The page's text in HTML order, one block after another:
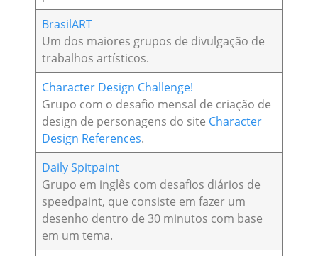
BrasilART
Um dos maiores grupos de divulgação de
trabalhos artísticos.
Character Design Challenge!
Grupo com o desafio mensal de criação de
design de personagens do site Character
Design References.
Daily Spitpaint
Grupo em inglês com desafios diários de
speedpaint, que consiste em fazer um
desenho dentro de 30 minutos com base
em um tema.